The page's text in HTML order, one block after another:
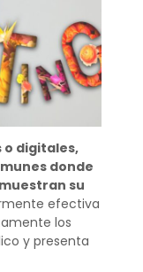
o digitales,
donde
su
efectiva
los
y presenta